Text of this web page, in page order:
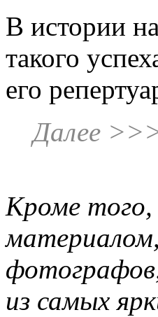
В истории
такого
его
Далее
Кроме того,
из самых